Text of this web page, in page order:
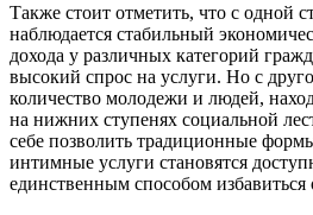
Также стоит отметить, что с одной
наблюдается стабильный
дохода у различных категорий
высокий спрос на услуги. Но с
количество молодежи и людей,
на нижних ступенях социальной
себе позволить традиционные
интимные услуги становятся
единственным способом избавиться